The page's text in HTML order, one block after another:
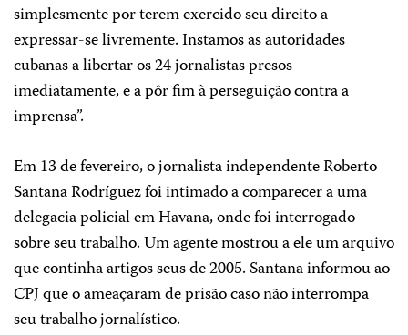
simplesmente por terem exercido seu direito a
expressar-se livremente. Instamos as autoridades
cubanas a libertar os 24 jornalistas presos
imediatamente, e a pôr fim à perseguição contra a
imprensa”.
Em 13 de fevereiro, o jornalista independente Roberto
Santana Rodríguez foi intimado a comparecer a uma
delegacia policial em Havana, onde foi interrogado
sobre seu trabalho. Um agente mostrou a ele um arquivo
que continha artigos seus de 2005. Santana informou ao
CPJ que o ameaçaram de prisão caso não interrompa
seu trabalho jornalístico.